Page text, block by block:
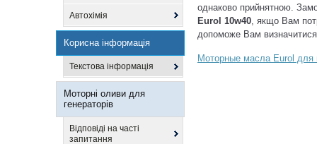
Автохімія
Корисна інформація
Текстова інформація
Моторні оливи для
генераторів
Відповіді на часті
запитання
однаково прийнятною.
Eurol 10w40, якщо Вам
допоможе Вам
Моторные масла Eurol для